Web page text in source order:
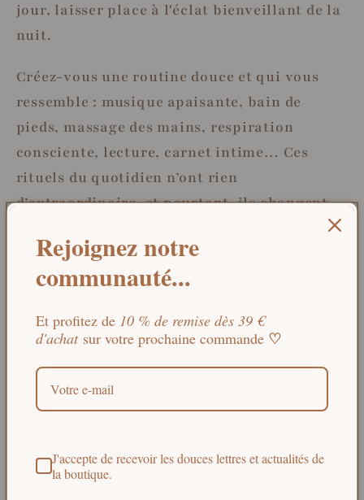
jour, laisser place à l'éclat bienveillant de la
nuit.
Créez-vous une routine douce et qui vous
ressemble : musique apaisante, bain de
pieds, massage des mains, respiration
consciente, lecture, carnet intime… Ces
rituels du quotidien n’ont rien
d’extraordinaire, et pourtant, ils changent
Ils nous ramènent ici et maintenant, dans
saison.
Un été qui se prolonge dans la douceur
À la fin de l’été, quand les journées
raccourcissent de plus en plus, la maison
Rejoignez notre
communauté...
Et profitez de 10 % de remise dès 39 €
d'achat sur votre prochaine commande ♡
J'accepte de recevoir les douces lettres et actualités de
la boutique.